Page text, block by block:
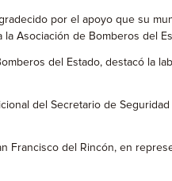
por el apoyo que su
Asociación de Bomberos del
del Estado, destacó
del Secretario de
Francisco del Rincón, en